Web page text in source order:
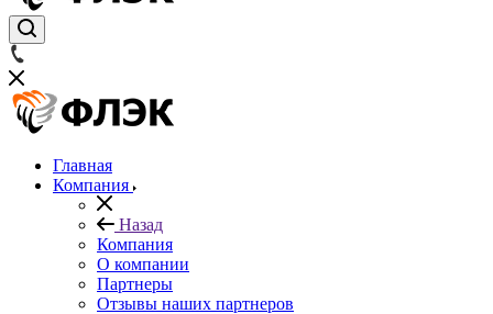
Главная
Компания
Назад
Компания
О компании
Партнеры
Отзывы наших партнеров